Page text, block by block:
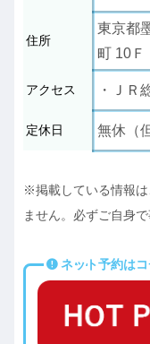
住所
東京都
町 10Ｆ
アクセス ・ＪＲ
定休日 無休（
※掲載している情報は
ません。必ずご自身
ネット予約